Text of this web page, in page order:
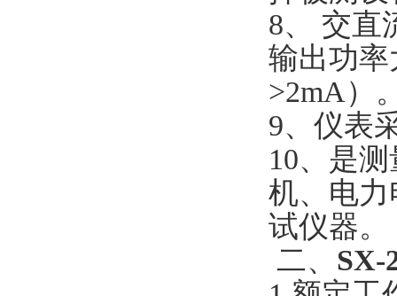
8、 交直
输出功率
>2mA）
9、仪表
10、是
机、电
试仪器。
二、 SX-